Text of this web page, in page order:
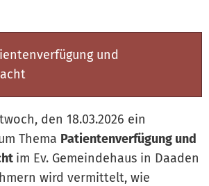
und
den 18.03.2026 ein
Thema Patientenverfügung und
im Ev. Gemeindehaus in Daaden
wird vermittelt, wie